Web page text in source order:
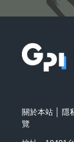
關於本站 隱
覽